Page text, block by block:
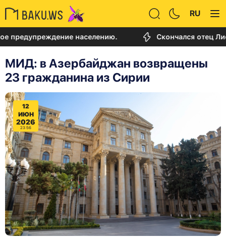
RU
населению. Скончался отец
МИД: в Азербайджан возвращены
23 гражданина из Сирии
12
ИЮН
2026
23:56